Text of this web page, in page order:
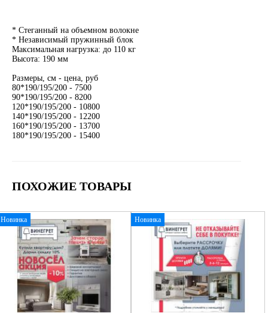
* Стеганный на объемном волокне
* Независимый пружинный блок
Максимальная нагрузка: до 110 кг
Высота: 190 мм
Размеры, см - цена, руб
80*190/195/200 - 7500
90*190/195/200 - 8200
120*190/195/200 - 10800
140*190/195/200 - 12200
160*190/195/200 - 13700
180*190/195/200 - 15400
ПОХОЖИЕ ТОВАРЫ
Новинка Новинка